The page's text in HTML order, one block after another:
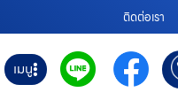
ติดต่อเรา
เมนู